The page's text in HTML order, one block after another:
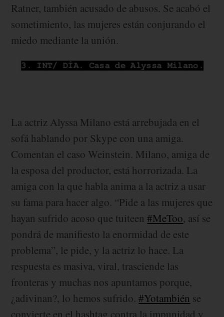
Ratner, también acusado de abusos. Se acabó el
sometimiento, las mujeres están conjurando el
miedo mediante la unión.
La actriz Alyssa Milano está arrebujada en el
sofá hablando por Skype con una amiga.
Comentan el caso Weinstein. Milano, amiga de
la esposa del productor, está horrorizada. La
amiga con la que habla anima a la actriz a usar
su fama para hacer algo. “Pide a las mujeres que
hayan sufrido acoso que tuiteen#MeToo, así se
pondrá de manifiesto la enormidad de este
problema”, le pide, y la actriz lo hace. La
respuesta es masiva, viral, trasciende las
fronteras y muchas nos apuntamos porque,
¿adivinan?, lo hemos sufrido.#Yotambién se
convierte en el hashtag contra la impunidad y